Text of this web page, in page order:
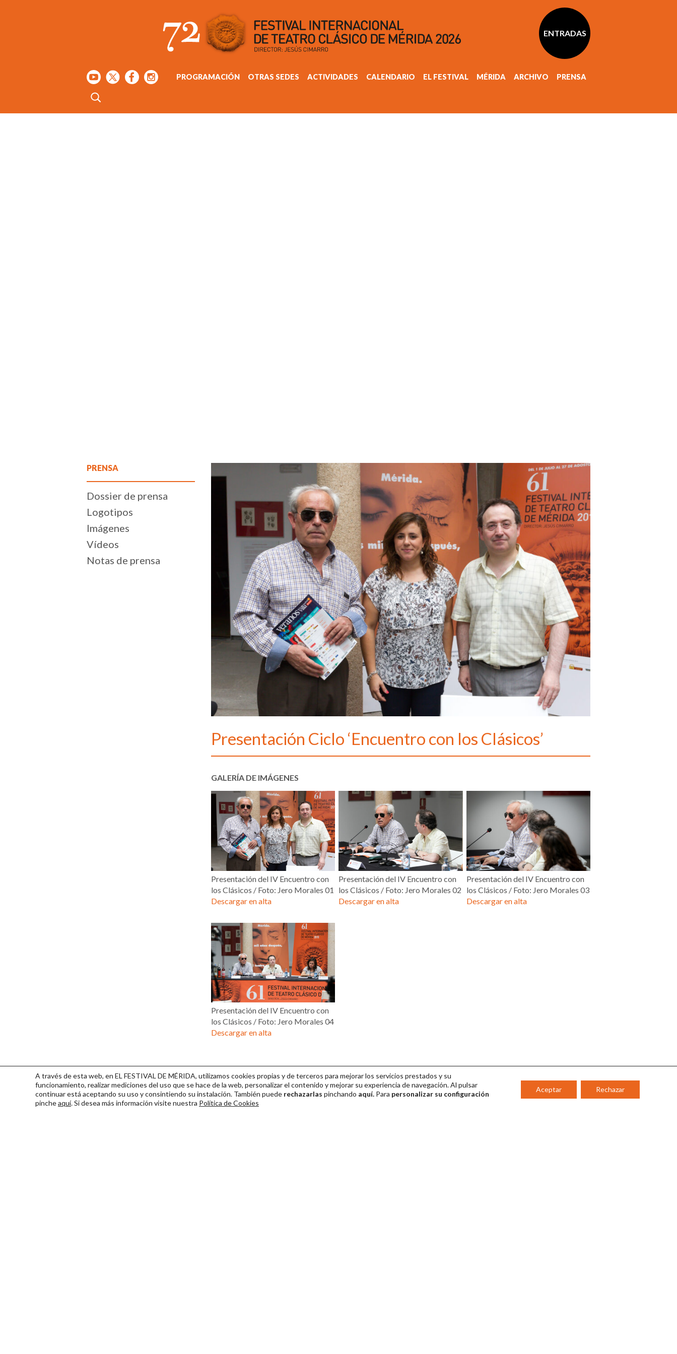
ENTRADAS
PROGRAMACIÓN OTRAS SEDES ACTIVIDADES CALENDARIO EL FESTIVAL MÉRIDA ARCHIVO PRENSA
PRENSA
Dossier de prensa
Logotipos
Imágenes
Vídeos
Notas de prensa
Presentación Ciclo ‘Encuentro con los Clásicos’
GALERÍA DE IMÁGENES
Presentación del IV Encuentro con
los Clásicos / Foto: Jero Morales 01
Descargar en alta
Presentación del IV Encuentro con
los Clásicos / Foto: Jero Morales 02
Descargar en alta
Presentación del IV Encuentro con
los Clásicos / Foto: Jero Morales 03
Descargar en alta
Presentación del IV Encuentro con
los Clásicos / Foto: Jero Morales 04
Descargar en alta
A través de esta web, en EL FESTIVAL DE MÉRIDA, utilizamos cookies propias y de terceros para mejorar los servicios prestados y su
funcionamiento, realizar mediciones del uso que se hace de la web, personalizar el contenido y mejorar su experiencia de navegación. Al pulsar
continuarestá aceptando su uso y consintiendo su instalación. También puede rechazarlas pinchando aquí. Para personalizar su configuración
pincheaquí. Si desea más información visite nuestra Política de Cookies
Aceptar Rechazar